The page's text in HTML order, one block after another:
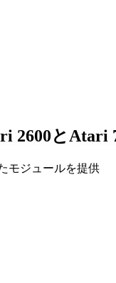
2600とAtari